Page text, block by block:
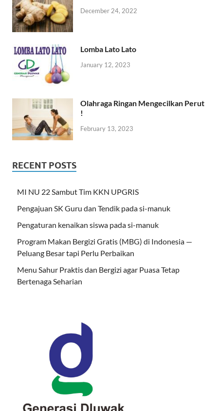
December 24, 2022
Lomba Lato Lato
January 12, 2023
Olahraga Ringan Mengecilkan Perut
!
February 13, 2023
RECENT POSTS
MI NU 22 Sambut Tim KKN UPGRIS
Pengajuan SK Guru dan Tendik pada si-manuk
Pengaturan kenaikan siswa pada si-manuk
Program Makan Bergizi Gratis (MBG) di Indonesia —
Peluang Besar tapi Perlu Perbaikan
Menu Sahur Praktis dan Bergizi agar Puasa Tetap
Bertenaga Seharian